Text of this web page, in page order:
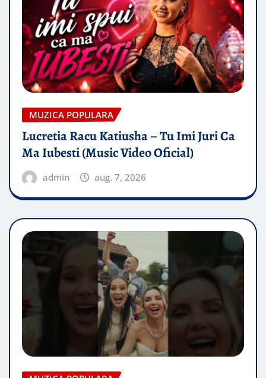
MUZICA POPULARA
Lucretia Racu Katiusha – Tu Imi Juri Ca
Ma Iubesti (Music Video Oficial)
admin aug. 7, 2026